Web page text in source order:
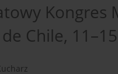
Chile,